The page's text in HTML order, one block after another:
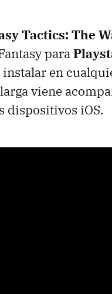
Tactics: The
para
en
viene
dispositivos iOS.